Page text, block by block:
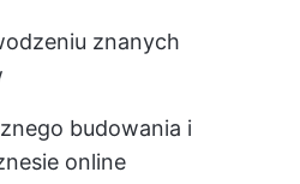
znanych
budowania i
online